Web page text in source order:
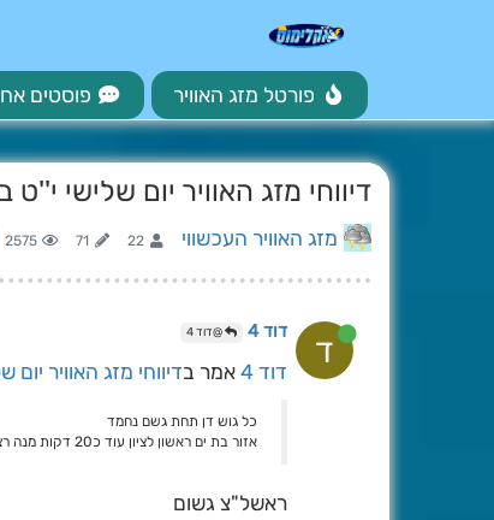
פורטל מזג האוויר פוסטים
דיווחי מזג האוויר יום שלישי י''ט
מזג האוויר העכשווי 22
71
2575
ד דוד 4 @דוד 4
דוד 4 אמר בדיווחי מזג האוויר יום
כל גוש דן תחת גשם נחמד
אזור בת ים ראשון לציון עוד כ20 דקות מנה רצינית
ראשל"צ גשום